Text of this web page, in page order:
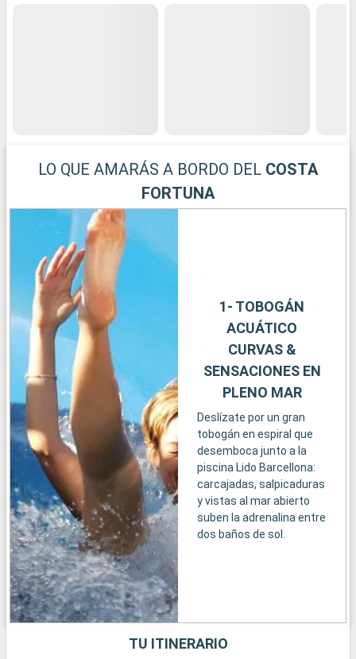
LO QUE AMARÁS A BORDO DEL COSTA
FORTUNA
1- TOBOGÁN
ACUÁTICO
CURVAS &
SENSACIONES EN
PLENO MAR
Deslízate por un gran
tobogán en espiral que
desemboca junto a la
piscina Lido Barcellona:
carcajadas, salpicaduras
y vistas al mar abierto
suben la adrenalina entre
dos baños de sol.
TU ITINERARIO